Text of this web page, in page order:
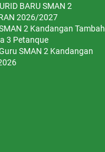
BARU SMAN 2
2026/2027
2 Kandangan Tambah
3 Petanque
SMAN 2 Kandangan